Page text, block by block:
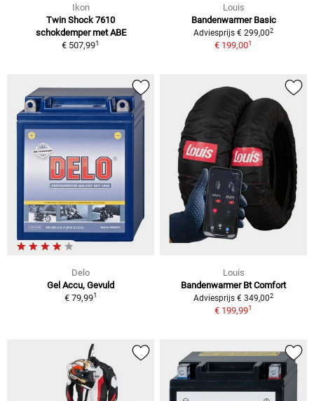
Ikon
Twin Shock 7610
schokdemper met ABE
€ 507,991
Louis
Bandenwarmer Basic
Adviesprijs € 299,002
€ 199,001
Delo
Gel Accu, Gevuld
€ 79,991
Louis
Bandenwarmer Bt Comfort
Adviesprijs € 349,002
€ 199,991